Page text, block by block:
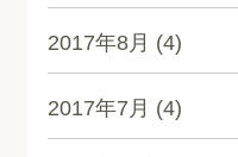
2017年8月 (4)
2017年7月 (4)